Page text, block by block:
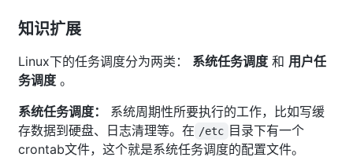
知识扩展
Linux下的任务调度分为两类： 系统任务调度 和 用户任
务调度 。
系统任务调度：
系统周期性所要执行的工作，比如写缓
存数据到硬盘、日志清理等。在 /etc 目录下有一个
crontab文件，这个就是系统任务调度的配置文件。